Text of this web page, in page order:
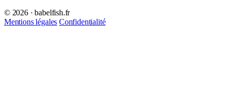
© 2026 · babelfish.fr
Mentions légales Confidentialité